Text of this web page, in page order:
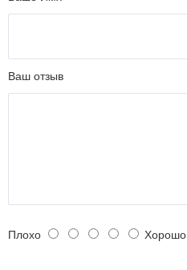
Ваш отзыв
Плохо Хорошо